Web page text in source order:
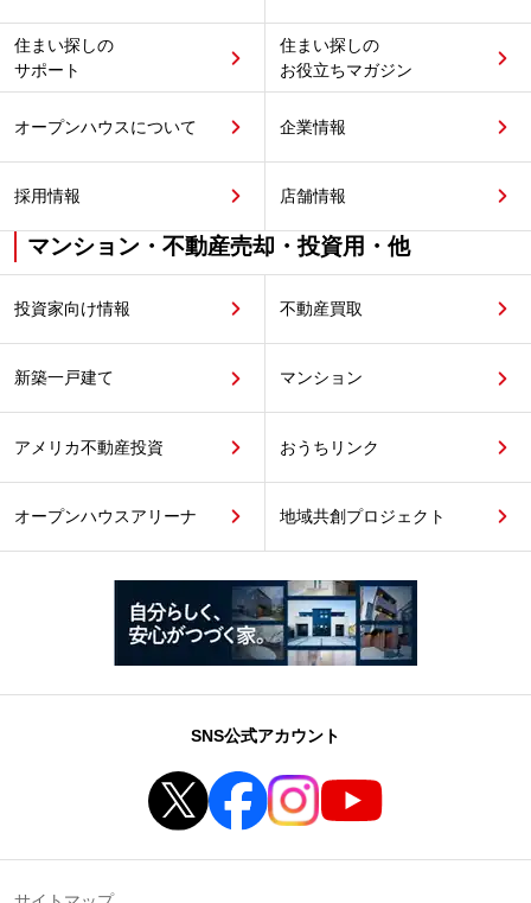
住まい探しの
サポート
住まい探しの
お役立ちマガジン
オープンハウスについて 企業情報
採用情報 店舗情報
マンション・不動産売却・投資用・他
投資家向け情報 不動産買取
新築一戸建て マンション
アメリカ不動産投資 おうちリンク
オープンハウスアリーナ 地域共創プロジェクト
SNS公式アカウント